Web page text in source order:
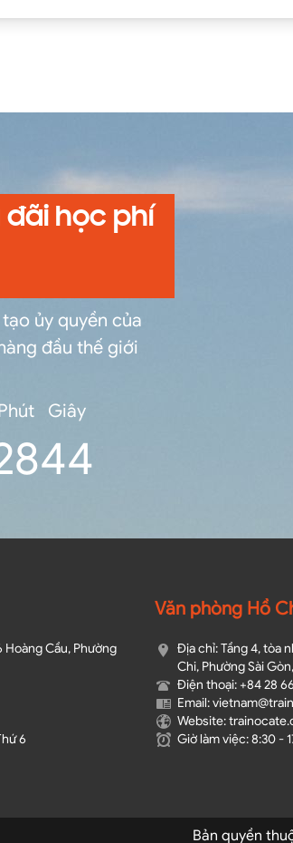
đãi học phí
ủy quyền của
đầu thế giới
Giây
43
Hoàng Cầu, Phường
6
Văn phòng Hồ
Địa chỉ: Tầng 4, tòa
Chi, Phường Sài
Điện thoại: +84 28
Email:
Website:
Giờ làm việc: 8:30 -
Bản quyền